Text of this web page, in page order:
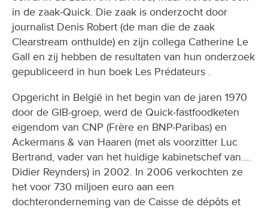
in de zaak-Quick. Die zaak is onderzocht door
journalist Denis Robert (de man die de zaak
Clearstream onthulde) en zijn collega Catherine Le
Gall en zij hebben de resultaten van hun onderzoek
gepubliceerd in hun boek Les Prédateurs .
Opgericht in België in het begin van de jaren 1970
door de GIB-groep, werd de Quick-fastfoodketen
eigendom van CNP (Frère en BNP-Paribas) en
Ackermans & van Haaren (met als voorzitter Luc
Bertrand, vader van het huidige kabinetschef van....
Didier Reynders) in 2002. In 2006 verkochten ze
het voor 730 miljoen euro aan een
dochteronderneming van de Caisse de dépôts et